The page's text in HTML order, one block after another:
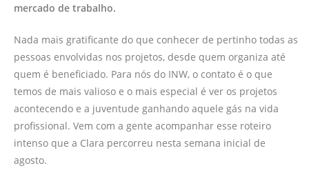
mercado de trabalho.
Nada mais gratificante do que conhecer de pertinho todas as
pessoas envolvidas nos projetos, desde quem organiza até
quem é beneficiado. Para nós do INW, o contato é o que
temos de mais valioso e o mais especial é ver os projetos
acontecendo e a juventude ganhando aquele gás na vida
profissional. Vem com a gente acompanhar esse roteiro
intenso que a Clara percorreu nesta semana inicial de
agosto.